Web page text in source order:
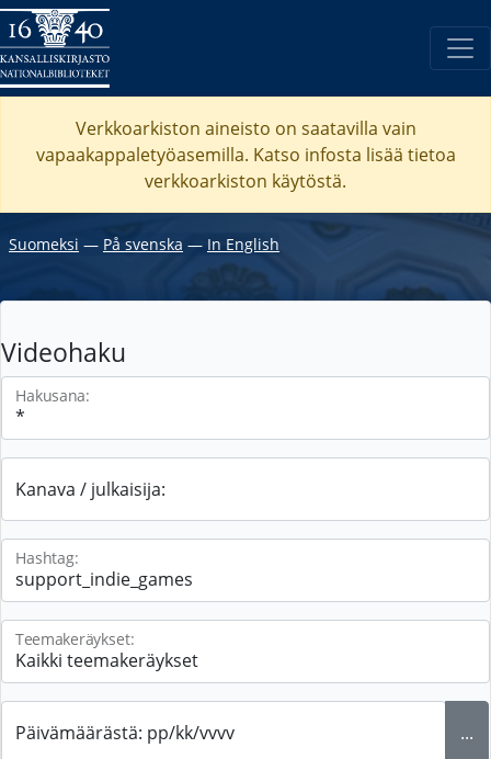
Verkkoarkiston aineisto on saatavilla vain
vapaakappaletyöasemilla. Katso infosta lisää tietoa
verkkoarkiston käytöstä.
Suomeksi ― På svenska ― In English
Videohaku
Hakusana:
Kanava / julkaisija:
Hashtag:
Teemakeräykset:
Päivämäärästä: pp/kk/vvvv ...